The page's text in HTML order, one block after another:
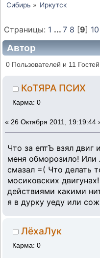
Сибирь » Иркутск
Страницы: 1 ... 7 8 [9] 10
Автор
(Прочитано 55717
0 Пользователей и 11
КоТЯРА ПСИХ
Карма: 0
« 26 Октября 2011, 19:19:44
Что за ептЪ взял двиг
меня обморозило! Или
смазал =( Что делать
мосиковских
действиями какими
я в дурку уеду или
ЛёхаЛук
Карма: 0